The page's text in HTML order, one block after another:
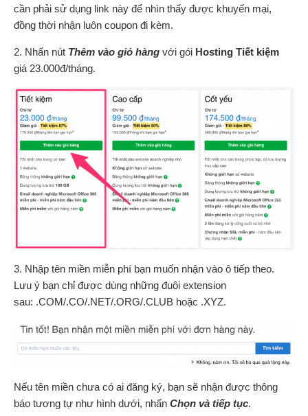
cần phải sử dụng link này để nhìn thấy được khuyến mại,
đồng thời nhận luôn coupon đi kèm.
2. Nhấn nút Thêm vào giỏ hàng với gói Hosting Tiết kiệm
giá 23.000đ/tháng.
3. Nhập tên miền miễn phí bạn muốn nhận vào ô tiếp theo.
Lưu ý bạn chỉ được dùng những đuôi extension
sau: .COM/.CO/.NET/.ORG/.CLUB hoặc .XYZ.
Nếu tên miền chưa có ai đăng ký, bạn sẽ nhận được thông
báo tương tự như hình dưới, nhấn Chọn và tiếp tục.